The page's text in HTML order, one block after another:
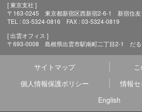
[ 東京支社 ]
〒163-0245 東京都新宿区西新宿2-6-1 新宿住友
TEL : 03-5324-0816 FAX : 03-5324-0819
[ 出雲オフィス ]
〒693-0008 島根県出雲市駅南町二丁目2-1 だる
サイトマップ
個人情報保護ポリシー
情報
English